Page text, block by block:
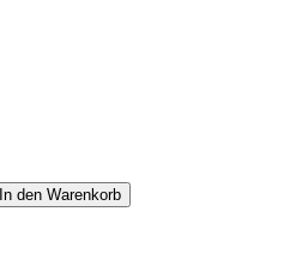
In den Warenkorb